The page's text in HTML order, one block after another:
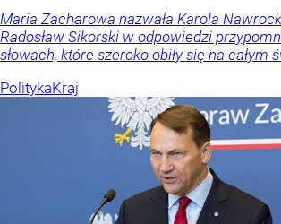
Maria Zacharowa nazwała Karola
Radosław Sikorski w odpowiedzi
słowach, które szeroko obiły się na całym
PolitykaKraj